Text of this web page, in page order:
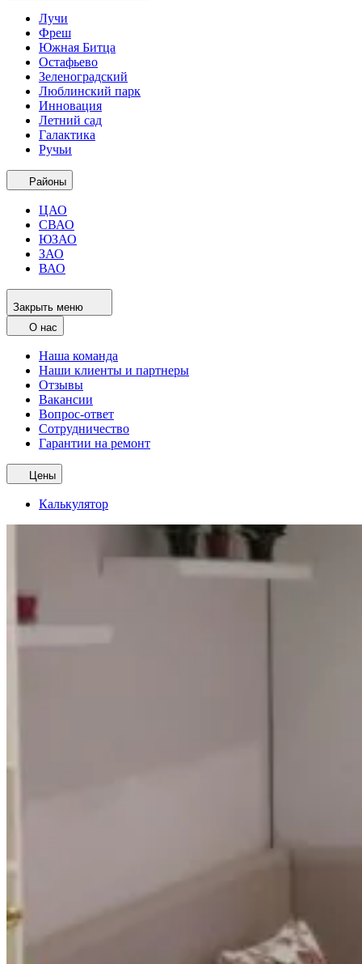
Лучи
Фреш
Южная Битца
Остафьево
Зеленоградский
Люблинский парк
Инновация
Летний сад
Галактика
Ручьи
Районы
ЦАО
СВАО
ЮЗАО
ЗАО
ВАО
Закрыть меню
О нас
Наша команда
Наши клиенты и партнеры
Отзывы
Вакансии
Вопрос-ответ
Сотрудничество
Гарантии на ремонт
Цены
Калькулятор